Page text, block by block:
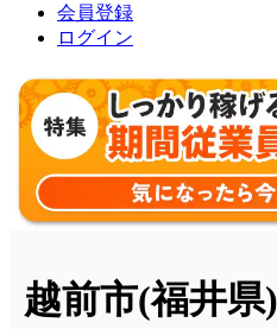
会員登録
ログイン
越前市(福井県